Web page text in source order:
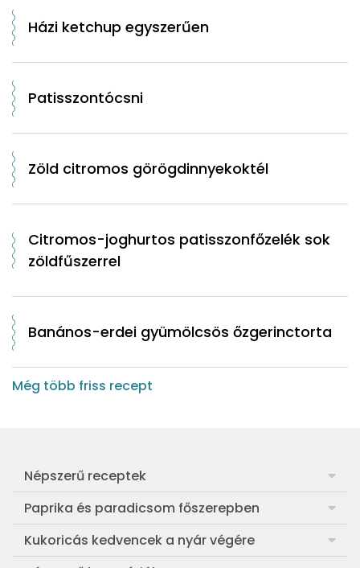
Házi ketchup egyszerűen
Patisszontócsni
Zöld citromos görögdinnyekoktél
Citromos-joghurtos patisszonfőzelék sok
zöldfűszerrel
Banános-erdei gyümölcsös őzgerinctorta
Még több friss recept
Népszerű receptek
Frankfurti leves
Egyszerű muffin
Aranygaluska
Paprika és paradicsom főszerepben
Pan con Tomate
Paradicsom és paprika eltevése télre
Kukoricás kedvencek a nyár végére